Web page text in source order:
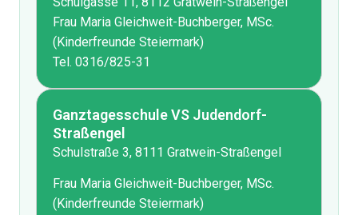
Frau Maria Gleichweit-Buchberger, MSc.
(Kinderfreunde Steiermark)
Tel. 0316/825-31
Ganztagesschule VS Judendorf-
Straßengel
Schulstraße 3, 8111 Gratwein-Straßengel
Frau Maria Gleichweit-Buchberger, MSc.
(Kinderfreunde Steiermark)